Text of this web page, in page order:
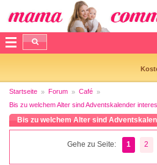
Startseite Forum
Café
Bis zu welchem Alter sind Adventskalender
Bis zu welchem Alter sind
Gehe zu Seite: 1 2